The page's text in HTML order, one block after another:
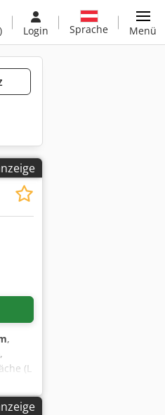
Login Sprache Menü
,
,
(L